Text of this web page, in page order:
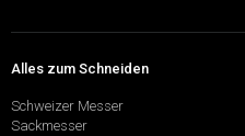
Alles zum Schneiden
Schweizer Messer
Sackmesser